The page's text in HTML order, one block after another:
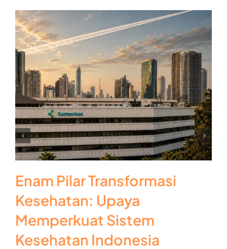
Enam Pilar Transformasi
Kesehatan: Upaya
Memperkuat Sistem
Kesehatan Indonesia